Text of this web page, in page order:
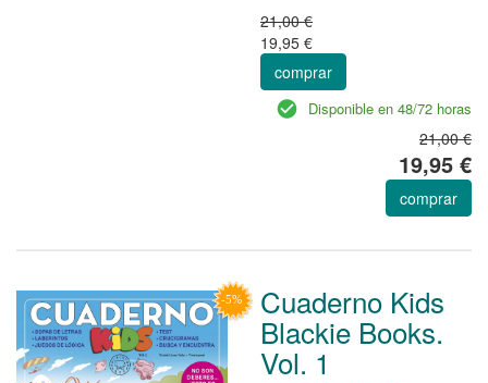
21,00 €
19,95 €
comprar
Disponible en 48/72 horas
21,00 €
19,95 €
comprar
Cuaderno Kids
Blackie Books.
Vol. 1